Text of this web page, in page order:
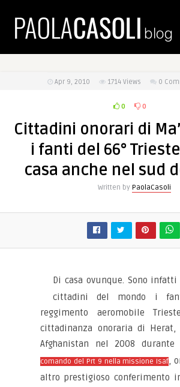
Apr 9, 2010 1714 Views 0
0 0
Cittadini onorari di
i fanti del 66°
casa anche nel sud
Written by PaolaCasoli
Di casa ovunque. Sono
cittadini del mondo i
reggimento aeromobile
cittadinanza onoraria di
Afghanistan nel 2008 durante
comando del Prt 9 nella missione Isaf,
altro prestigioso conferimento